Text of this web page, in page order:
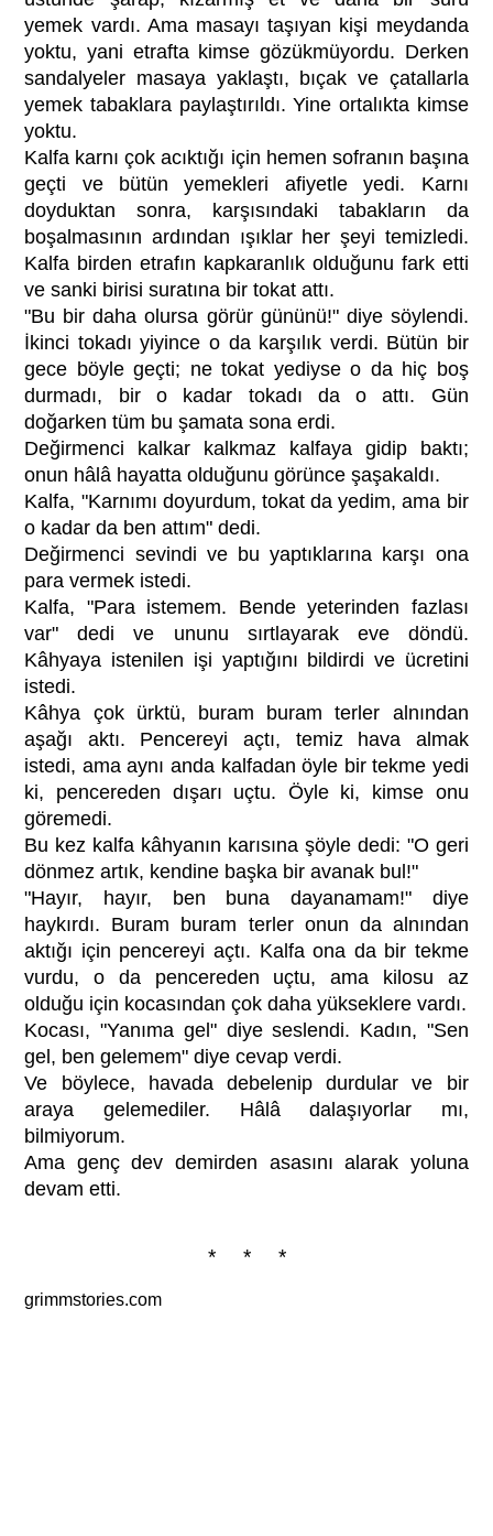
yemek vardı. Ama masayı taşıyan kişi meydanda
yoktu, yani etrafta kimse gözükmüyordu. Derken
sandalyeler masaya yaklaştı, bıçak ve çatallarla
yemek tabaklara paylaştırıldı. Yine ortalıkta kimse
yoktu.
Kalfa karnı çok acıktığı için hemen sofranın başına
geçti ve bütün yemekleri afiyetle yedi. Karnı
doyduktan sonra, karşısındaki tabakların da
boşalmasının ardından ışıklar her şeyi temizledi.
Kalfa birden etrafın kapkaranlık olduğunu fark etti
ve sanki birisi suratına bir tokat attı.
"Bu bir daha olursa görür gününü!" diye söylendi.
İkinci tokadı yiyince o da karşılık verdi. Bütün bir
gece böyle geçti; ne tokat yediyse o da hiç boş
durmadı, bir o kadar tokadı da o attı. Gün
doğarken tüm bu şamata sona erdi.
Değirmenci kalkar kalkmaz kalfaya gidip baktı;
onun hâlâ hayatta olduğunu görünce şaşakaldı.
Kalfa, "Karnımı doyurdum, tokat da yedim, ama bir
o kadar da ben attım" dedi.
Değirmenci sevindi ve bu yaptıklarına karşı ona
para vermek istedi.
Kalfa, "Para istemem. Bende yeterinden fazlası
var" dedi ve ununu sırtlayarak eve döndü.
Kâhyaya istenilen işi yaptığını bildirdi ve ücretini
istedi.
Kâhya çok ürktü, buram buram terler alnından
aşağı aktı. Pencereyi açtı, temiz hava almak
istedi, ama aynı anda kalfadan öyle bir tekme yedi
ki, pencereden dışarı uçtu. Öyle ki, kimse onu
göremedi.
Bu kez kalfa kâhyanın karısına şöyle dedi: "O geri
dönmez artık, kendine başka bir avanak bul!"
"Hayır, hayır, ben buna dayanamam!" diye
haykırdı. Buram buram terler onun da alnından
aktığı için pencereyi açtı. Kalfa ona da bir tekme
vurdu, o da pencereden uçtu, ama kilosu az
olduğu için kocasından çok daha yükseklere vardı.
Kocası, "Yanıma gel" diye seslendi. Kadın, "Sen
gel, ben gelemem" diye cevap verdi.
Ve böylece, havada debelenip durdular ve bir
araya gelemediler. Hâlâ dalaşıyorlar mı,
bilmiyorum.
Ama genç dev demirden asasını alarak yoluna
devam etti.
* * *
grimmstories.com